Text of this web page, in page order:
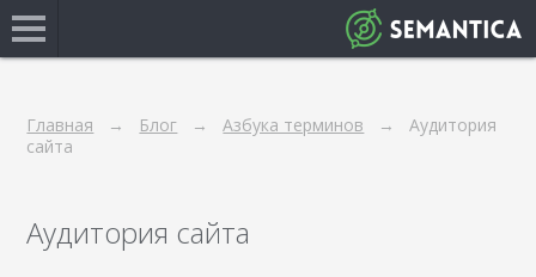
Главная Блог Азбука терминов
Аудитория
сайта
Аудитория сайта